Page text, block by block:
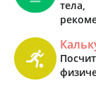
тела,